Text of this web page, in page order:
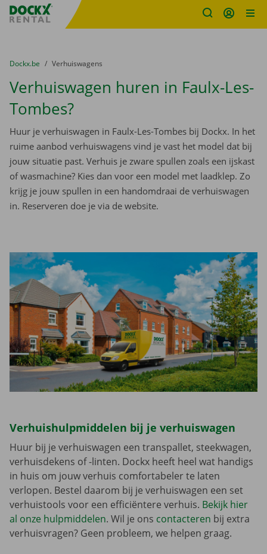
Fratello DEMO
U bevindt zich hier:
van
Dockx.be naar
Verhuiswagens
Verhuiswagen huren in Faulx-Les-
Tombes?
Huur je verhuiswagen in Faulx-Les-Tombes bij Dockx. In het
ruime aanbod verhuiswagens vind je vast het model dat bij
jouw situatie past. Verhuis je zware spullen zoals een ijskast
of wasmachine? Kies dan voor een model met laadklep. Zo
krijg je jouw spullen in een handomdraai de verhuiswagen
in. Reserveren doe je via de website.
Verhuishulpmiddelen bij je verhuiswagen
Huur bij je verhuiswagen een transpallet, steekwagen,
verhuisdekens of -linten. Dockx heeft heel wat handigs
in huis om jouw verhuis comfortabeler te laten
verlopen. Bestel daarom bij je verhuiswagen een set
verhuistools voor een efficiëntere verhuis. Bekijk hier
al onze hulpmiddelen. Wil je ons contacteren bij extra
verhuisvragen? Geen probleem, we helpen graag.